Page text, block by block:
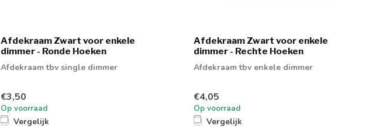
Afdekraam Zwart voor enkele
dimmer - Ronde Hoeken
Afdekraam tbv single dimmer
€3,50
Op voorraad
Vergelijk
Afdekraam Zwart voor enkele
dimmer - Rechte Hoeken
Afdekraam tbv enkele dimmer
€4,05
Op voorraad
Vergelijk